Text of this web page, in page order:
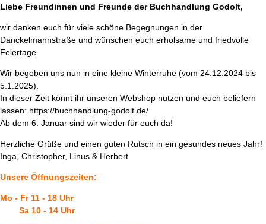
Liebe Freundinnen und Freunde der Buchhandlung Godolt,
wir danken euch für viele schöne Begegnungen in der
Danckelmannstraße und wünschen euch erholsame und friedvolle
Feiertage.
Wir begeben uns nun in eine kleine Winterruhe (vom 24.12.2024 bis
5.1.2025).
In dieser Zeit könnt ihr unseren Webshop nutzen und euch beliefern
lassen: https://buchhandlung-godolt.de/
Ab dem 6. Januar sind wir wieder für euch da!
Herzliche Grüße und einen guten Rutsch in ein gesundes neues Jahr!
Inga, Christopher, Linus & Herbert
Unsere Öffnungszeiten:
Mo - Fr 11 - 18 Uhr
Sa 10 - 14 Uhr